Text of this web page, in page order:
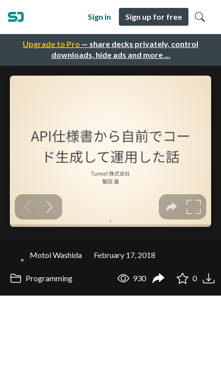
Upgrade to Pro — share decks privately, control
downloads, hide ads and more …
Sign in Sign up for free
Motoi Washida February 17, 2018
Programming 930 0